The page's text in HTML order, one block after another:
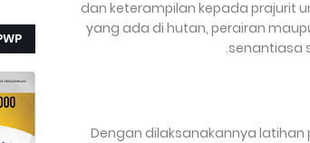
dan keterampilan kepada prajurit
yang ada di hutan, perairan
senantiasa
Dengan dilaksanakannya latihan